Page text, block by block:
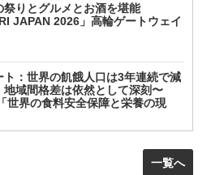
祭りとグルメとお酒を堪能
JAPAN 2026」高輪ゲートウェイ
ト：世界の飢餓人口は3年連続で減
地域間格差は依然として深刻〜
世界の食料安全保障と栄養の現
一覧へ